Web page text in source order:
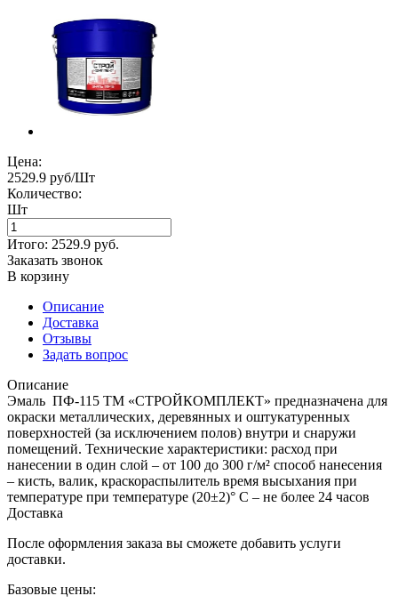
Цена:
2529.9 руб/Шт
Количество:
Шт
Итого: 2529.9 руб.
Заказать звонок
В корзину
Описание
Доставка
Отзывы
Задать вопрос
Описание
Эмаль ПФ-115 ТМ «СТРОЙКОМПЛЕКТ» предназначена для
окраски металлических, деревянных и оштукатуренных
поверхностей (за исключением полов) внутри и снаружи
помещений. Технические характеристики: расход при
нанесении в один слой – от 100 до 300 г/м² способ нанесения
– кисть, валик, краскораспылитель время высыхания при
температуре при температуре (20±2)° С – не более 24 часов
Доставка
После оформления заказа вы сможете добавить услуги
доставки.
Базовые цены: